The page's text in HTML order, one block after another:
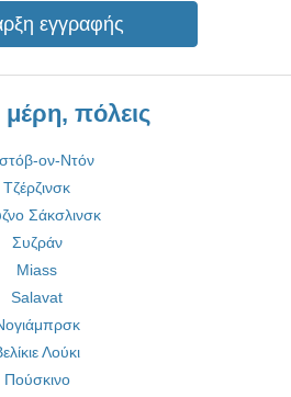
εγγραφής
πόλεις
ον-Ντόν
Τζέρζινσκ
Σάκσλινσκ
Συζράν
Miass
Salavat
Λούκι
Πούσκινο